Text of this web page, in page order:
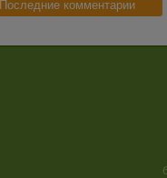
Последние комментарии